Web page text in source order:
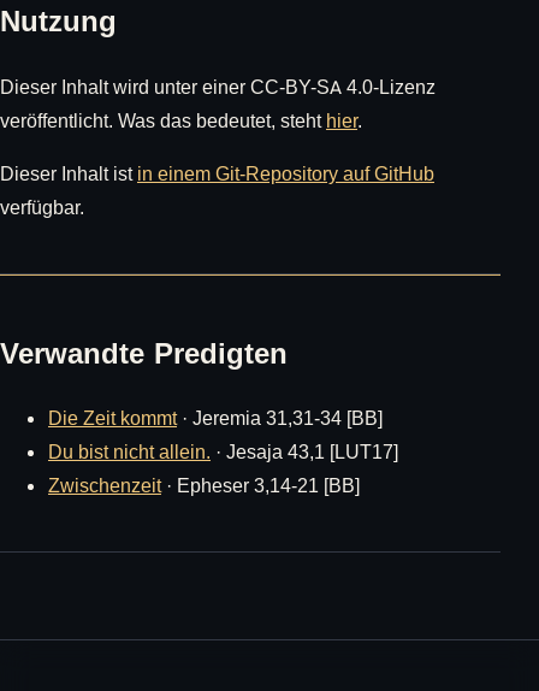
Nutzung
Dieser Inhalt wird unter einer CC-BY-SA 4.0-Lizenz
veröffentlicht. Was das bedeutet, stehthier.
Dieser Inhalt istin einem Git-Repository auf GitHub
verfügbar.
Verwandte Predigten
Die Zeit kommt· Jeremia 31,31-34 [BB]
Du bist nicht allein. · Jesaja 43,1 [LUT17]
Zwischenzeit· Epheser 3,14-21 [BB]